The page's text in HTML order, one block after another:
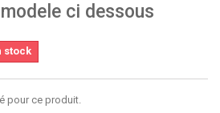
ci dessous
stock
pour ce produit.